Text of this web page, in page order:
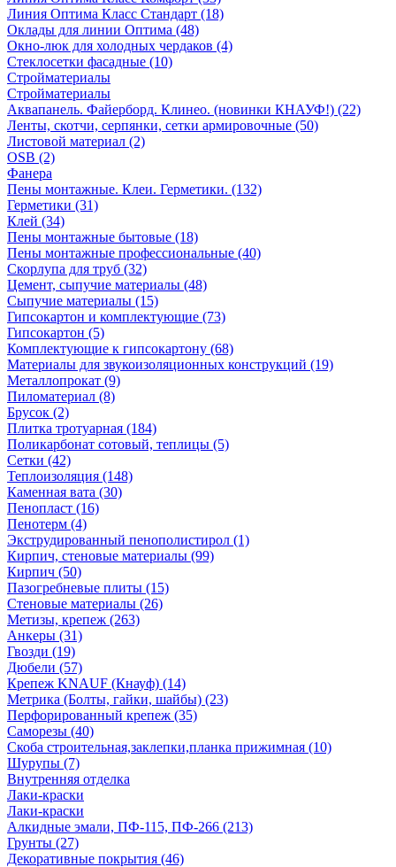
Линия Оптима Класс Стандарт (18)
Оклады для линии Оптима (48)
Окно-люк для холодных чердаков (4)
Стеклосетки фасадные (10)
Стройматериалы
Стройматериалы
Аквапанель. Файерборд. Клинео. (новинки КНАУФ!) (22)
Ленты, скотчи, серпянки, сетки армировочные (50)
Листовой материал (2)
OSB (2)
Фанера
Пены монтажные. Клеи. Герметики. (132)
Герметики (31)
Клей (34)
Пены монтажные бытовые (18)
Пены монтажные профессиональные (40)
Скорлупа для труб (32)
Цемент, сыпучие материалы (48)
Сыпучие материалы (15)
Гипсокартон и комплектующие (73)
Гипсокартон (5)
Комплектующие к гипсокартону (68)
Материалы для звукоизоляционных конструкций (19)
Металлопрокат (9)
Пиломатериал (8)
Брусок (2)
Плитка тротуарная (184)
Поликарбонат сотовый, теплицы (5)
Сетки (42)
Теплоизоляция (148)
Каменная вата (30)
Пенопласт (16)
Пенотерм (4)
Экструдированный пенополистирол (1)
Кирпич, стеновые материалы (99)
Кирпич (50)
Пазогребневые плиты (15)
Стеновые материалы (26)
Метизы, крепеж (263)
Анкеры (31)
Гвозди (19)
Дюбели (57)
Крепеж KNAUF (Кнауф) (14)
Метрика (Болты, гайки, шайбы) (23)
Перфорированный крепеж (35)
Саморезы (40)
Скоба строительная,заклепки,планка прижимная (10)
Шурупы (7)
Внутренняя отделка
Лаки-краски
Лаки-краски
Алкидные эмали, ПФ-115, ПФ-266 (213)
Грунты (27)
Декоративные покрытия (46)